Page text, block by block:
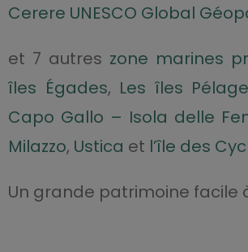
Cerere UNESCO Global
et 7 autres zone marines
îles Égades, Les îles
Capo Gallo – Isola delle
Milazzo, Ustica et l’île des
Un grande patrimoine facile